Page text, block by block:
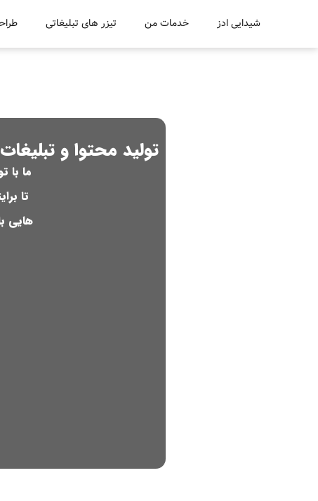
شیدایی ادز خدمات من تیزر های تبلیغاتی
تولید محتوا و
ما با
تا
هایی